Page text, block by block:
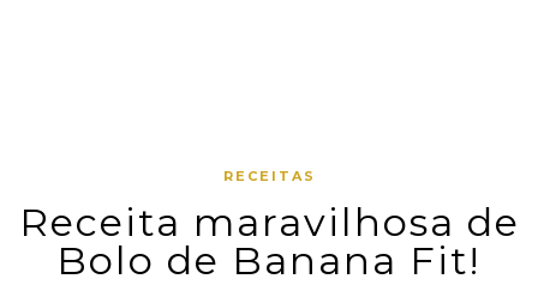
RECEITAS
Receita maravilhosa de
Bolo de Banana Fit!